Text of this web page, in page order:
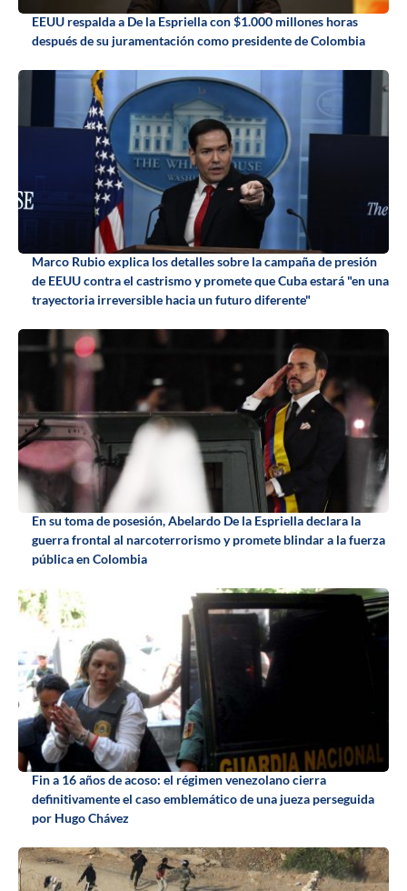
EEUU respalda a De la Espriella con $1.000 millones horas
después de su juramentación como presidente de Colombia
Marco Rubio explica los detalles sobre la campaña de presión
de EEUU contra el castrismo y promete que Cuba estará "en una
trayectoria irreversible hacia un futuro diferente"
En su toma de posesión, Abelardo De la Espriella declara la
guerra frontal al narcoterrorismo y promete blindar a la fuerza
pública en Colombia
Fin a 16 años de acoso: el régimen venezolano cierra
definitivamente el caso emblemático de una jueza perseguida
por Hugo Chávez